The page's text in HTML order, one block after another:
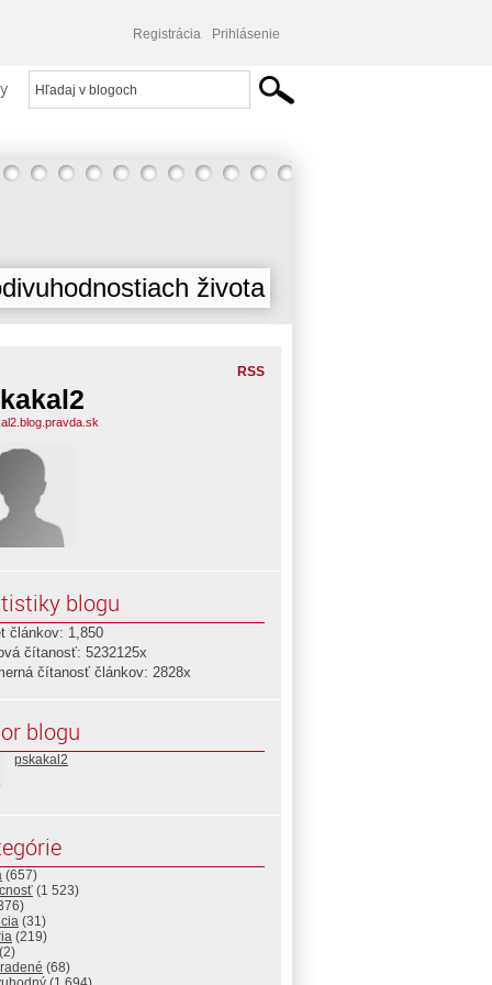
Registrácia Prihlásenie
života
RSS
blogu
článkov: 1,850
čítanosť: 5232125x
čítanosť článkov: 2828x
blogu
pskakal2
(657)
(1 523)
(31)
(219)
(68)